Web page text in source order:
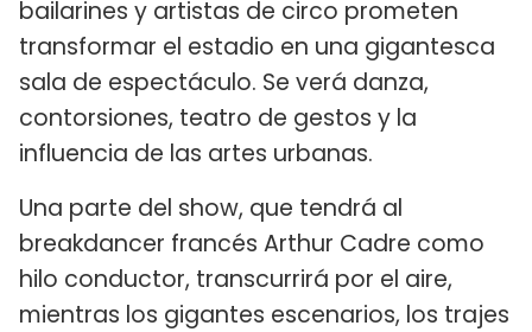
bailarines y artistas de circo prometen
transformar el estadio en una gigantesca
sala de espectáculo. Se verá danza,
contorsiones, teatro de gestos y la
influencia de las artes urbanas.
Una parte del show, que tendrá al
breakdancer francés Arthur Cadre como
hilo conductor, transcurrirá por el aire,
mientras los gigantes escenarios, los trajes